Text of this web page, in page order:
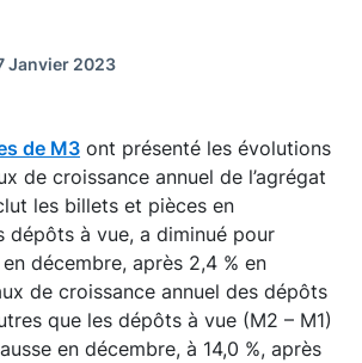
Janvier 2023
de M3 ont présenté les évolutions
de croissance annuel de l’agrégat
les billets et pièces en
dépôts à vue, a diminué pour
en décembre, après 2,4 % en
de croissance annuel des dépôts
que les dépôts à vue (M2 – M1)
en décembre, à 14,0 %, après